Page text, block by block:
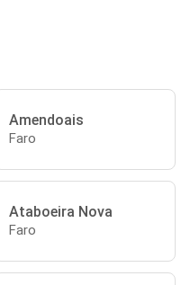
Amendoais
Faro
Ataboeira Nova
Faro